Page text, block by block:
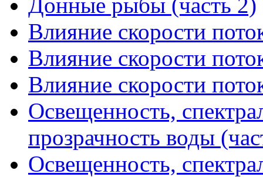
Влияние скорости
Влияние скорости
Влияние скорости
Освещенность,
прозрачность воды
Освещенность,